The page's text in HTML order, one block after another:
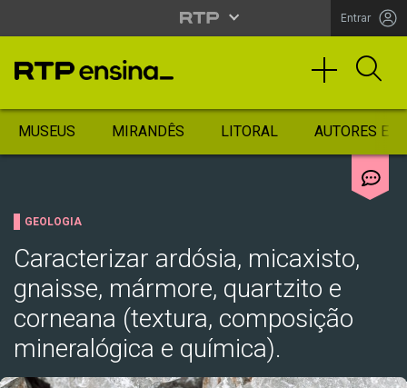
Entrar
MUSEUS MIRANDÊS LITORAL AUTORES
GEOLOGIA
Caracterizar ardósia, micaxisto,
gnaisse, mármore, quartzito e
corneana (textura, composição
mineralógica e química).